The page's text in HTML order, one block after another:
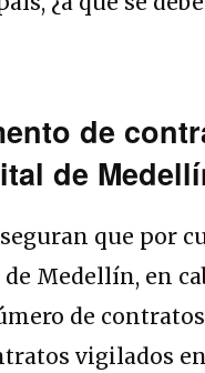
de
de
que por
Medellín, en
de contratos
vigilados